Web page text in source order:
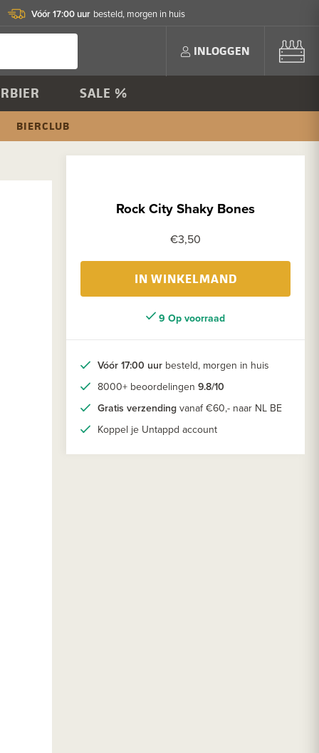
Vóór 17:00 uur besteld, morgen in huis
INLOGGEN
SALE %
BIERCLUB
Rock City Shaky Bones
€3,50
IN WINKELMAND
9 Op voorraad
Vóór 17:00 uur besteld, morgen in huis
8000+ beoordelingen 9.8/10
Gratis verzending vanaf €60,- naar NL BE
Koppel je Untappd account